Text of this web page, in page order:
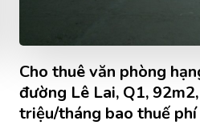
Cho thuê văn phòng
đường Lê Lai, Q1,
triệu/tháng bao thuế phí